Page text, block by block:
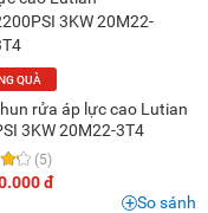
rửa áp lực cao Lutian
3KW 20M22-3T4
(5)
đ
So sánh